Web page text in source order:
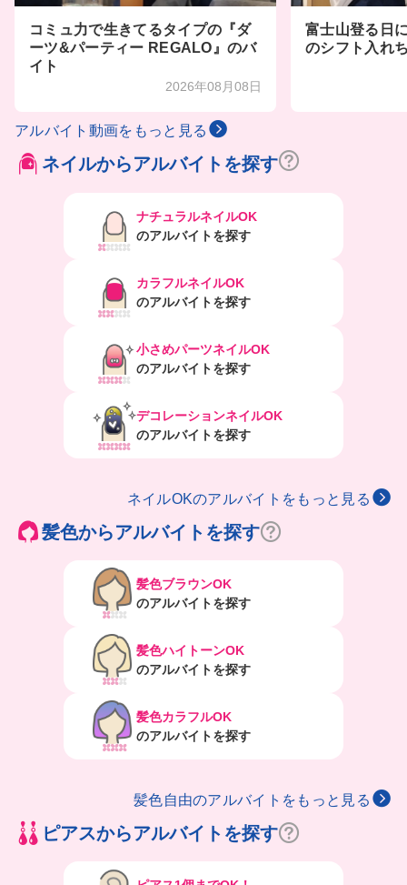
コミュ力で生きてるタイプの『ダ
ーツ&パーティー REGALO』のバ
イト
2026年08月08日
富士山登る日
のシフト入れ
アルバイト動画をもっと見る
ネイルからアルバイトを探す
ナチュラルネイルOK
のアルバイトを探す
カラフルネイルOK
のアルバイトを探す
小さめパーツネイルOK
のアルバイトを探す
デコレーションネイルOK
のアルバイトを探す
ネイルOKのアルバイトをもっと見る
髪色からアルバイトを探す
髪色ブラウンOK
のアルバイトを探す
髪色ハイトーンOK
のアルバイトを探す
髪色カラフルOK
のアルバイトを探す
髪色自由のアルバイトをもっと見る
ピアスからアルバイトを探す